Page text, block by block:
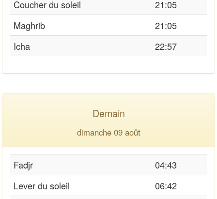
Coucher du soleil
21:05
Maghrib
21:05
Icha
22:57
Demain
dimanche 09 août
Fadjr
04:43
Lever du soleil
06:42